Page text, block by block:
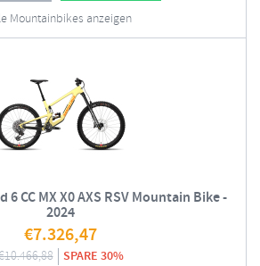
Mountainbikes anzeigen
6 CC MX X0 AXS RSV Mountain Bike -
2024
€7.326,47
10.466,88 SPARE 30%